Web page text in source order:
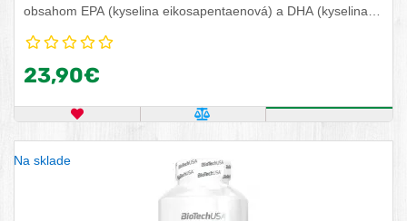
obsahom EPA (kyselina eikosapentaenová) a DHA (kyselina
23,90€
OBĽÚBENÝ PRODUKTPOROVNAŤ PRODUKTKÚPIŤ
Na sklade